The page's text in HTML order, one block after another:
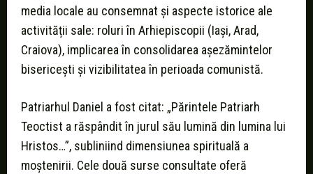
media locale au consemnat și aspecte istorice ale
activității sale: roluri în Arhiepiscopii (Iași, Arad,
Craiova), implicarea în consolidarea așezămintelor
bisericești și vizibilitatea în perioada comunistă.
Patriarhul Daniel a fost citat: „Părintele Patriarh
Teoctist a răspândit în jurul său lumină din lumina lui
Hristos…”, subliniind dimensiunea spirituală a
moștenirii. Cele două surse consultate oferă